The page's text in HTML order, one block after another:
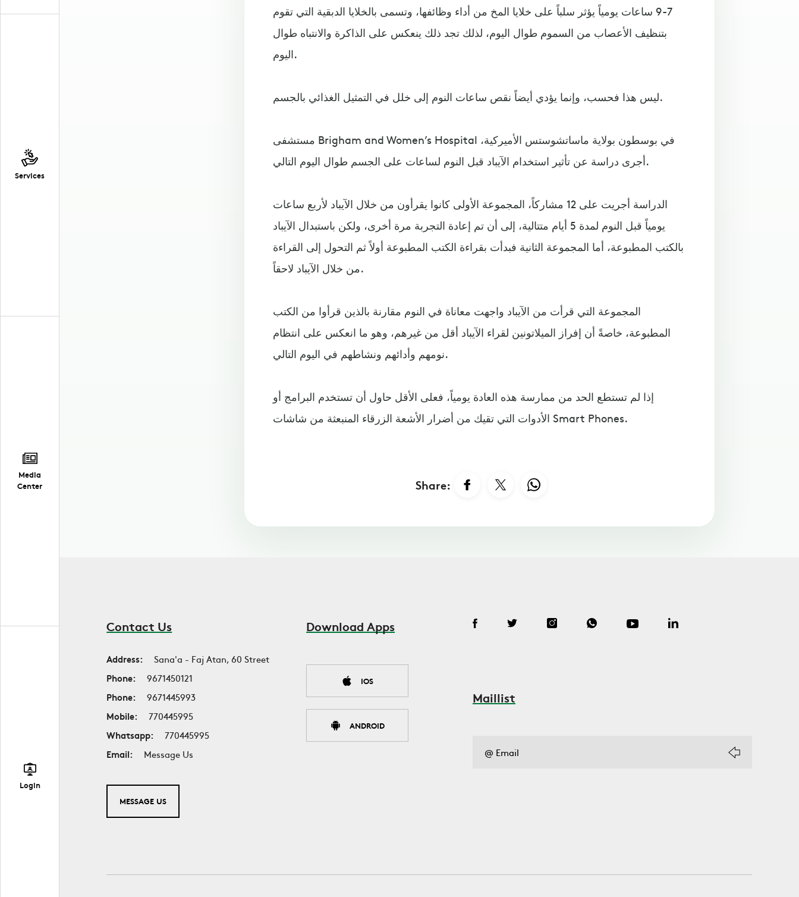
Services
Media
Center
Login
7-9 ساعات يومياً يؤثر سلباً على خلايا المخ من أداء وظائفها، وتسمى بالخلايا الدبقية التي تقوم
بتنظيف الأعصاب من السموم طوال اليوم، لذلك تجد ذلك ينعكس على الذاكرة والانتباه طوال
اليوم.
ليس هذا فحسب، وإنما يؤدي أيضاً نقص ساعات النوم إلى خلل في التمثيل الغذائي بالجسم.
مستشفى Brigham and Women’s Hospital في بوسطون بولاية ماساتشوستس الأميركية،
أجرى دراسة عن تأثير استخدام الآيباد قبل النوم لساعات على الجسم طوال اليوم التالي.
الدراسة أجريت على 12 مشاركاً، المجموعة الأولى كانوا يقرأون من خلال الآيباد لأربع ساعات
يومياً قبل النوم لمدة 5 أيام متتالية، إلى أن تم إعادة التجربة مرة أخرى، ولكن باستبدال الآيباد
بالكتب المطبوعة، أما المجموعة الثانية فبدأت بقراءة الكتب المطبوعة أولاً ثم التحول إلى القراءة
من خلال الآيباد لاحقاً.
المجموعة التي قرأت من الآيباد واجهت معاناة في النوم مقارنة بالذين قرأوا من الكتب
المطبوعة، خاصةً أن إفراز الميلاتونين لقراء الآيباد أقل من غيرهم، وهو ما انعكس على انتظام
نومهم وأدائهم ونشاطهم في اليوم التالي.
إذا لم تستطع الحد من ممارسة هذه العادة يومياً، فعلى الأقل حاول أن تستخدم البرامج أو
الأدوات التي تقيك من أضرار الأشعة الزرقاء المنبعثة من شاشات Smart Phones.
Share:
Contact Us
Address:
Sana'a - Faj Atan, 60 Street
Phone:
9671450121
Phone:
9671445993
Mobile:
770445995
Whatsapp:
770445995
Email:
Message Us
MESSAGE US
Download Apps
IOS
ANDROID
Maillist